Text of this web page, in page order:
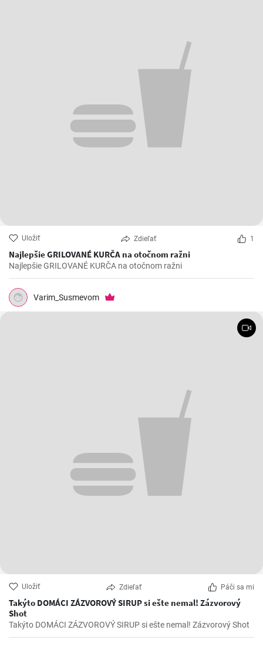
Uložiť Zdieľať 1
Najlepšie GRILOVANÉ KURČA na otočnom ražni
Najlepšie GRILOVANÉ KURČA na otočnom ražni
Varim_Susmevom
Uložiť Zdieľať Páči sa mi
Takýto DOMÁCI ZÁZVOROVÝ SIRUP si ešte nemal! Zázvorový
Shot
Takýto DOMÁCI ZÁZVOROVÝ SIRUP si ešte nemal! Zázvorový Shot